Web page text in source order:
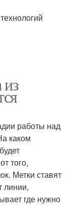
работы над
каком
того,
Метки ставят
линии,
где нужно